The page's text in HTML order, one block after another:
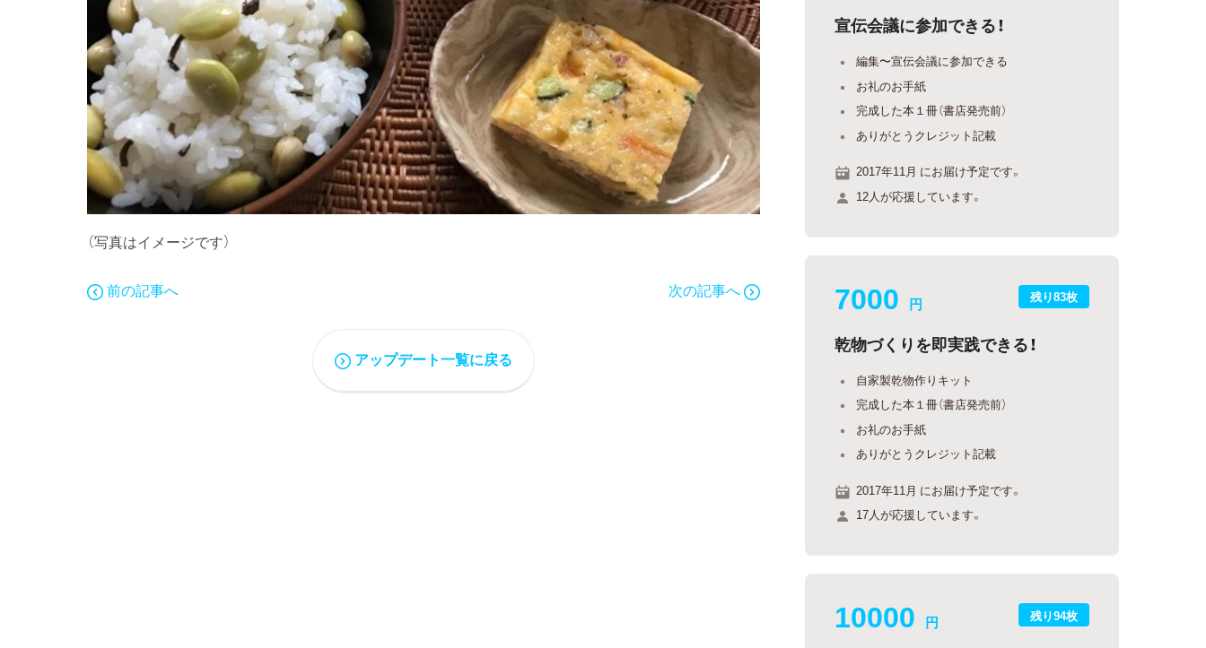
（写真はイメージです）
前の記事へ 次の記事へ
アップデート一覧に戻る
宣伝会議に参加できる！
編集〜宣伝会議に参加できる
お礼のお手紙
完成した本１冊（書店発売前）
ありがとうクレジット記載
2017年11月 にお届け予定です。
12人が応援しています。
残り83枚
7000 円
乾物づくりを即実践できる！
自家製乾物作りキット
完成した本１冊（書店発売前）
お礼のお手紙
ありがとうクレジット記載
2017年11月 にお届け予定です。
17人が応援しています。
残り94枚
10000 円